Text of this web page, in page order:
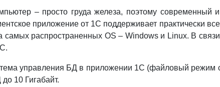
– просто груда железа, поэтому современный
приложение от 1С поддерживает практически
самых распространенных OS – Windows и Linux. В
управления БД в приложении 1С (файловый режим
10 Гигабайт.